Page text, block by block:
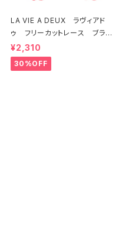
LA VIE A DEUX ラヴィアド
ゥ フリーカットレース ブラレ
ット ソフトブラ（トマトレッド）2
2457 SALE 送料無料
¥2,310
30%OFF